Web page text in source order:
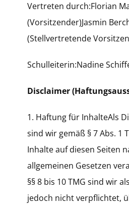
Vertreten durch:Florian
(Vorsitzender)Jasmin
(Stellvertretende
Schulleiterin:Nadine
Disclaimer
1. Haftung für InhalteAls
sind wir gemäß § 7 Abs. 1
Inhalte auf diesen Seiten
allgemeinen Gesetzen
§§ 8 bis 10 TMG sind wir
jedoch nicht verpflichtet,